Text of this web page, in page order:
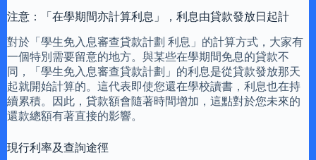
注意：「在學期間亦計算利息」，利息由貸款發放日起計
對於「學生免入息審查貸款計劃 利息」的計算方式，大家有
一個特別需要留意的地方。與某些在學期間免息的貸款不
同，「學生免入息審查貸款計劃」的利息是從貸款發放那天
起就開始計算的。這代表即使您還在學校讀書，利息也在持
續累積。因此，貸款額會隨著時間增加，這點對於您未來的
還款總額有著直接的影響。
現行利率及查詢途徑